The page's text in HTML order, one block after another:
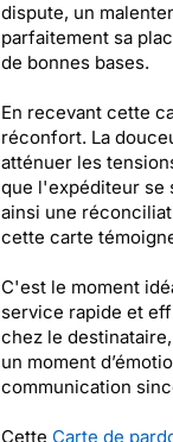
dispute, un
parfaitement sa
de bonnes bases.
En recevant cette
réconfort. La
atténuer les
que l'expéditeur se
ainsi une
cette carte
C'est le moment
service rapide et
chez le
un moment
communication
Cette Carte de